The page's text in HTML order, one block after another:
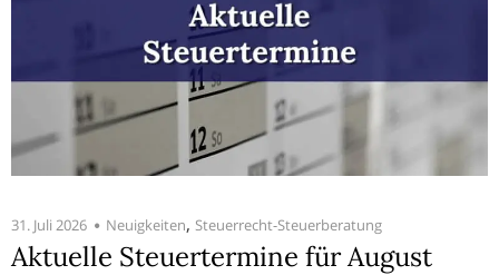
31. Juli 2026 Neuigkeiten, Steuerrecht-Steuerberatung
Aktuelle Steuertermine für August